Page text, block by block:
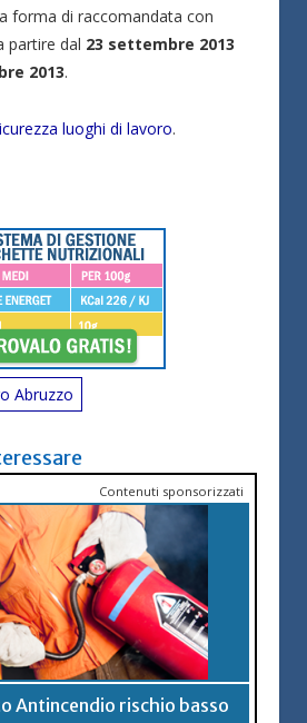
forma di raccomandata con
partire dal 23 settembre 2013
2013.
luoghi di lavoro.
Abruzzo
Contenuti sponsorizzati
Antincendio rischio basso